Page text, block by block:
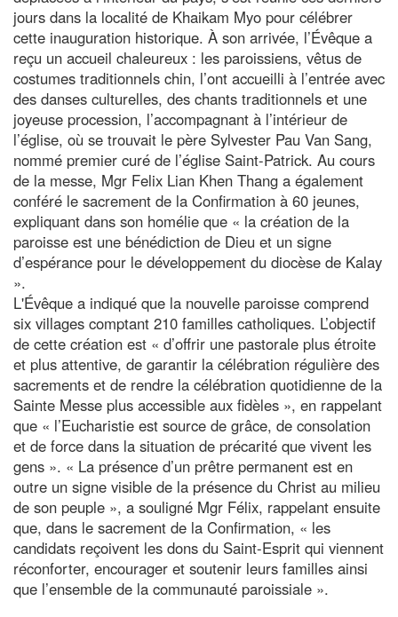
jours dans la localité de Khaikam Myo pour célébrer
cette inauguration historique. À son arrivée, l’Évêque a
reçu un accueil chaleureux : les paroissiens, vêtus de
costumes traditionnels chin, l’ont accueilli à l’entrée avec
des danses culturelles, des chants traditionnels et une
joyeuse procession, l’accompagnant à l’intérieur de
l’église, où se trouvait le père Sylvester Pau Van Sang,
nommé premier curé de l’église Saint-Patrick. Au cours
de la messe, Mgr Felix Lian Khen Thang a également
conféré le sacrement de la Confirmation à 60 jeunes,
expliquant dans son homélie que « la création de la
paroisse est une bénédiction de Dieu et un signe
d’espérance pour le développement du diocèse de Kalay
».
L'Évêque a indiqué que la nouvelle paroisse comprend
six villages comptant 210 familles catholiques. L’objectif
de cette création est « d’offrir une pastorale plus étroite
et plus attentive, de garantir la célébration régulière des
sacrements et de rendre la célébration quotidienne de la
Sainte Messe plus accessible aux fidèles », en rappelant
que « l’Eucharistie est source de grâce, de consolation
et de force dans la situation de précarité que vivent les
gens ». « La présence d’un prêtre permanent est en
outre un signe visible de la présence du Christ au milieu
de son peuple », a souligné Mgr Félix, rappelant ensuite
que, dans le sacrement de la Confirmation, « les
candidats reçoivent les dons du Saint-Esprit qui viennent
réconforter, encourager et soutenir leurs familles ainsi
que l’ensemble de la communauté paroissiale ».